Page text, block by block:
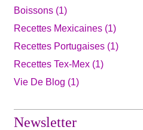
Boissons (1)
Recettes Mexicaines (1)
Recettes Portugaises (1)
Recettes Tex-Mex (1)
Vie De Blog (1)
Newsletter